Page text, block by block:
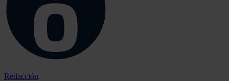
Redacción